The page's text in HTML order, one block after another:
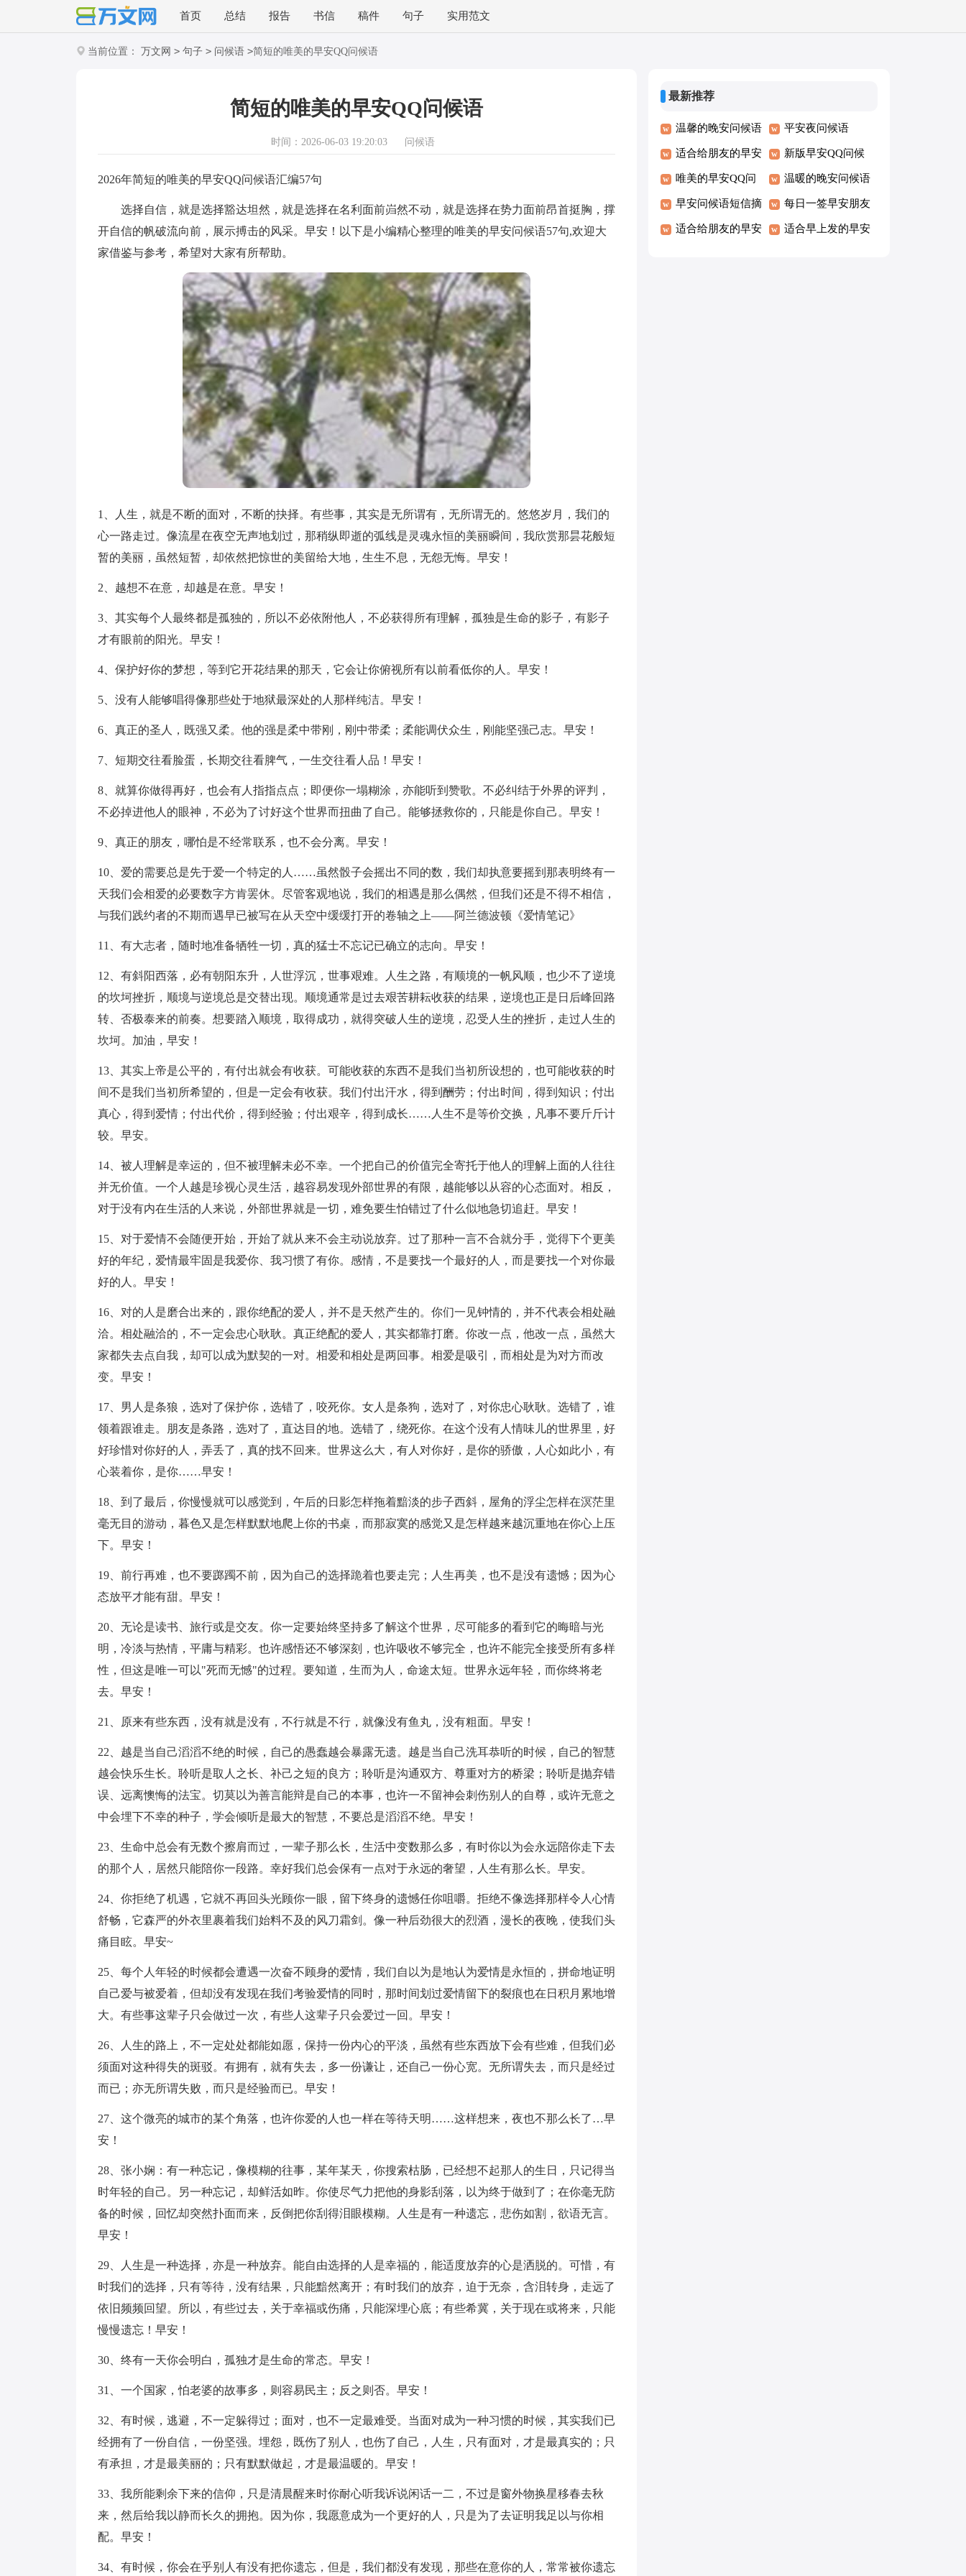
首页 总结 报告 书信 稿件 句子 实用范文
当前位置： 万文网 > 句子 > 问候语 >简短的唯美的早安QQ问候语
简短的唯美的早安QQ问候语
时间：2026-06-03 19:20:03 问候语
2026年简短的唯美的早安QQ问候语汇编57句
选择自信，就是选择豁达坦然，就是选择在名利面前岿然不动，就是选择在势力面前昂首挺胸，撑
开自信的帆破流向前，展示搏击的风采。早安！以下是小编精心整理的唯美的早安问候语57句,欢迎大
家借鉴与参考，希望对大家有所帮助。
1、人生，就是不断的面对，不断的抉择。有些事，其实是无所谓有，无所谓无的。悠悠岁月，我们的
心一路走过。像流星在夜空无声地划过，那稍纵即逝的弧线是灵魂永恒的美丽瞬间，我欣赏那昙花般短
暂的美丽，虽然短暂，却依然把惊世的美留给大地，生生不息，无怨无悔。早安！
2、越想不在意，却越是在意。早安！
3、其实每个人最终都是孤独的，所以不必依附他人，不必获得所有理解，孤独是生命的影子，有影子
才有眼前的阳光。早安！
4、保护好你的梦想，等到它开花结果的那天，它会让你俯视所有以前看低你的人。早安！
5、没有人能够唱得像那些处于地狱最深处的人那样纯洁。早安！
6、真正的圣人，既强又柔。他的强是柔中带刚，刚中带柔；柔能调伏众生，刚能坚强己志。早安！
7、短期交往看脸蛋，长期交往看脾气，一生交往看人品！早安！
8、就算你做得再好，也会有人指指点点；即便你一塌糊涂，亦能听到赞歌。不必纠结于外界的评判，
不必掉进他人的眼神，不必为了讨好这个世界而扭曲了自己。能够拯救你的，只能是你自己。早安！
9、真正的朋友，哪怕是不经常联系，也不会分离。早安！
10、爱的需要总是先于爱一个特定的人……虽然骰子会摇出不同的数，我们却执意要摇到那表明终有一
天我们会相爱的必要数字方肯罢休。尽管客观地说，我们的相遇是那么偶然，但我们还是不得不相信，
与我们践约者的不期而遇早已被写在从天空中缓缓打开的卷轴之上——阿兰德波顿《爱情笔记》
11、有大志者，随时地准备牺牲一切，真的猛士不忘记已确立的志向。早安！
12、有斜阳西落，必有朝阳东升，人世浮沉，世事艰难。人生之路，有顺境的一帆风顺，也少不了逆境
的坎坷挫折，顺境与逆境总是交替出现。顺境通常是过去艰苦耕耘收获的结果，逆境也正是日后峰回路
转、否极泰来的前奏。想要踏入顺境，取得成功，就得突破人生的逆境，忍受人生的挫折，走过人生的
坎坷。加油，早安！
13、其实上帝是公平的，有付出就会有收获。可能收获的东西不是我们当初所设想的，也可能收获的时
间不是我们当初所希望的，但是一定会有收获。我们付出汗水，得到酬劳；付出时间，得到知识；付出
真心，得到爱情；付出代价，得到经验；付出艰辛，得到成长……人生不是等价交换，凡事不要斤斤计
较。早安。
14、被人理解是幸运的，但不被理解未必不幸。一个把自己的价值完全寄托于他人的理解上面的人往往
并无价值。一个人越是珍视心灵生活，越容易发现外部世界的有限，越能够以从容的心态面对。相反，
对于没有内在生活的人来说，外部世界就是一切，难免要生怕错过了什么似地急切追赶。早安！
15、对于爱情不会随便开始，开始了就从来不会主动说放弃。过了那种一言不合就分手，觉得下个更美
好的年纪，爱情最牢固是我爱你、我习惯了有你。感情，不是要找一个最好的人，而是要找一个对你最
好的人。早安！
16、对的人是磨合出来的，跟你绝配的爱人，并不是天然产生的。你们一见钟情的，并不代表会相处融
洽。相处融洽的，不一定会忠心耿耿。真正绝配的爱人，其实都靠打磨。你改一点，他改一点，虽然大
家都失去点自我，却可以成为默契的一对。相爱和相处是两回事。相爱是吸引，而相处是为对方而改
变。早安！
17、男人是条狼，选对了保护你，选错了，咬死你。女人是条狗，选对了，对你忠心耿耿。选错了，谁
领着跟谁走。朋友是条路，选对了，直达目的地。选错了，绕死你。在这个没有人情味儿的世界里，好
好珍惜对你好的人，弄丢了，真的找不回来。世界这么大，有人对你好，是你的骄傲，人心如此小，有
心装着你，是你……早安！
18、到了最后，你慢慢就可以感觉到，午后的日影怎样拖着黯淡的步子西斜，屋角的浮尘怎样在溟茫里
毫无目的游动，暮色又是怎样默默地爬上你的书桌，而那寂寞的感觉又是怎样越来越沉重地在你心上压
下。早安！
19、前行再难，也不要踯躅不前，因为自己的选择跪着也要走完；人生再美，也不是没有遗憾；因为心
态放平才能有甜。早安！
20、无论是读书、旅行或是交友。你一定要始终坚持多了解这个世界，尽可能多的看到它的晦暗与光
明，冷淡与热情，平庸与精彩。也许感悟还不够深刻，也许吸收不够完全，也许不能完全接受所有多样
性，但这是唯一可以"死而无憾"的过程。要知道，生而为人，命途太短。世界永远年轻，而你终将老
去。早安！
21、原来有些东西，没有就是没有，不行就是不行，就像没有鱼丸，没有粗面。早安！
22、越是当自己滔滔不绝的时候，自己的愚蠢越会暴露无遗。越是当自己洗耳恭听的时候，自己的智慧
越会快乐生长。聆听是取人之长、补己之短的良方；聆听是沟通双方、尊重对方的桥梁；聆听是抛弃错
误、远离懊悔的法宝。切莫以为善言能辩是自己的本事，也许一不留神会刺伤别人的自尊，或许无意之
中会埋下不幸的种子，学会倾听是最大的智慧，不要总是滔滔不绝。早安！
23、生命中总会有无数个擦肩而过，一辈子那么长，生活中变数那么多，有时你以为会永远陪你走下去
的那个人，居然只能陪你一段路。幸好我们总会保有一点对于永远的奢望，人生有那么长。早安。
24、你拒绝了机遇，它就不再回头光顾你一眼，留下终身的遗憾任你咀嚼。拒绝不像选择那样令人心情
舒畅，它森严的外衣里裹着我们始料不及的风刀霜剑。像一种后劲很大的烈酒，漫长的夜晚，使我们头
痛目眩。早安~
25、每个人年轻的时候都会遭遇一次奋不顾身的爱情，我们自以为是地认为爱情是永恒的，拼命地证明
自己爱与被爱着，但却没有发现在我们考验爱情的同时，那时间划过爱情留下的裂痕也在日积月累地增
大。有些事这辈子只会做过一次，有些人这辈子只会爱过一回。早安！
26、人生的路上，不一定处处都能如愿，保持一份内心的平淡，虽然有些东西放下会有些难，但我们必
须面对这种得失的斑驳。有拥有，就有失去，多一份谦让，还自己一份心宽。无所谓失去，而只是经过
而已；亦无所谓失败，而只是经验而已。早安！
27、这个微亮的城市的某个角落，也许你爱的人也一样在等待天明……这样想来，夜也不那么长了…早
安！
28、张小娴：有一种忘记，像模糊的往事，某年某天，你搜索枯肠，已经想不起那人的生日，只记得当
时年轻的自己。另一种忘记，却鲜活如昨。你使尽气力把他的身影刮落，以为终于做到了；在你毫无防
备的时候，回忆却突然扑面而来，反倒把你刮得泪眼模糊。人生是有一种遗忘，悲伤如割，欲语无言。
早安！
29、人生是一种选择，亦是一种放弃。能自由选择的人是幸福的，能适度放弃的心是洒脱的。可惜，有
时我们的选择，只有等待，没有结果，只能黯然离开；有时我们的放弃，迫于无奈，含泪转身，走远了
依旧频频回望。所以，有些过去，关于幸福或伤痛，只能深埋心底；有些希冀，关于现在或将来，只能
慢慢遗忘！早安！
30、终有一天你会明白，孤独才是生命的常态。早安！
31、一个国家，怕老婆的故事多，则容易民主；反之则否。早安！
32、有时候，逃避，不一定躲得过；面对，也不一定最难受。当面对成为一种习惯的时候，其实我们已
经拥有了一份自信，一份坚强。埋怨，既伤了别人，也伤了自己，人生，只有面对，才是最真实的；只
有承担，才是最美丽的；只有默默做起，才是最温暖的。早安！
33、我所能剩余下来的信仰，只是清晨醒来时你耐心听我诉说闲话一二，不过是窗外物换星移春去秋
来，然后给我以静而长久的拥抱。因为你，我愿意成为一个更好的人，只是为了去证明我足以与你相
配。早安！
34、有时候，你会在乎别人有没有把你遗忘，但是，我们都没有发现，那些在意你的人，常常被你遗忘
最新推荐
温馨的晚安问候语 平安夜问候语
适合给朋友的早安
问候语
新版早安QQ问候
语
唯美的早安QQ问
候语55条
温暖的晚安问候语
35条
早安问候语短信摘
录
每日一签早安朋友
圈问候语
适合给朋友的早安 适合早上发的早安